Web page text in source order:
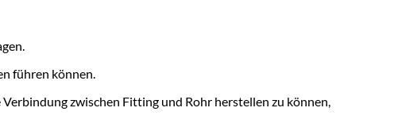
führen können.
zwischen Fitting und Rohr herstellen zu können,